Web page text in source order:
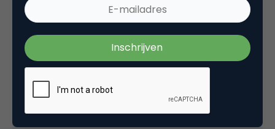
moet geven in de toegevoegde waarde van
Telefoonboek je kan bieden. Daarnaast zitten
er veel features is die het de vakman en
particulier makkelijk maken: een eigen pagina
van waaruit je je complete proces kunt
aansturen incl sms service.